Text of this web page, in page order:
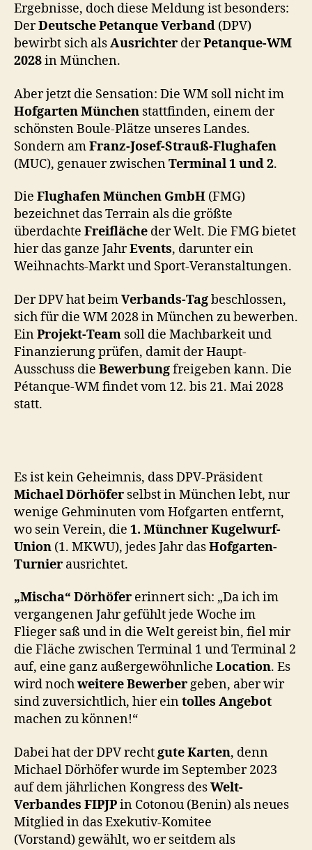
Ergebnisse, doch diese Meldung ist besonders:
DerDeutsche Petanque Verband (DPV)
bewirbt sich alsAusrichter derPetanque-WM
2028in München.
Aber jetzt die Sensation: Die WM soll nicht im
Hofgarten München stattfinden, einem der
schönsten Boule-Plätze unseres Landes.
Sondern amFranz-Josef-Strauß-Flughafen
(MUC), genauer zwischenTerminal 1 und 2.
Die Flughafen München GmbH (FMG)
bezeichnet das Terrain als die größte
überdachte Freifläche der Welt. Die FMG bietet
hier das ganze JahrEvents, darunter ein
Weihnachts-Markt und Sport-Veranstaltungen.
Der DPV hat beimVerbands-Tagbeschlossen,
sich für die WM 2028 in München zu bewerben.
EinProjekt-Team soll die Machbarkeit und
Finanzierung prüfen, damit der Haupt-
Ausschuss die Bewerbungfreigeben kann. Die
Pétanque-WM findet vom 12. bis 21. Mai 2028
statt.
Es ist kein Geheimnis, dass DPV-Präsident
Michael Dörhöfer selbst in München lebt, nur
wenige Gehminuten vom Hofgarten entfernt,
wo sein Verein, die 1. Münchner Kugelwurf-
Union (1. MKWU), jedes Jahr dasHofgarten-
Turnier ausrichtet.
„Mischa“ Dörhöfer erinnert sich: „Da ich im
vergangenen Jahr gefühlt jede Woche im
Flieger saß und in die Welt gereist bin, fiel mir
die Fläche zwischen Terminal 1 und Terminal 2
auf, eine ganz außergewöhnliche Location. Es
wird nochweitere Bewerbergeben, aber wir
sind zuversichtlich, hier eintolles Angebot
machen zu können!“
Dabei hat der DPV recht gute Karten, denn
Michael Dörhöfer wurde im September 2023
auf dem jährlichen Kongress desWelt-
Verbandes FIPJPin Cotonou (Benin) als neues
Mitglied in das Exekutiv-Komitee
(Vorstand) gewählt, wo er seitdem als